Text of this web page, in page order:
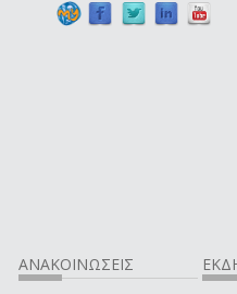
ΑΝΑΚΟΙΝΩΣΕΙΣ